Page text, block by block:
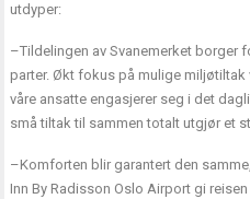
utdyper:
–Tildelingen av Svanemerket borger
parter. Økt fokus på mulige
våre ansatte engasjerer seg i det
små tiltak til sammen totalt utgjør et
–Komforten blir garantert den
Inn By Radisson Oslo Airport gi